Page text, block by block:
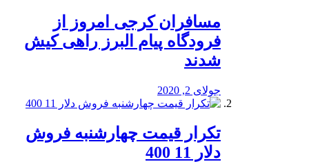
مسافران کرجی امروز از
فرودگاه پیام البرز راهی کیش
شدند
جولای 2, 2020
تکرار قیمت چهارشنبه فروش
دلار 11 400